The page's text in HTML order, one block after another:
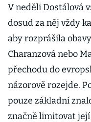
V neděli Dostálová
dosud za něj vždy
aby rozprášila
Charanzová nebo
přechodu do
názorově rozejde.
pouze základní
značně limitovat